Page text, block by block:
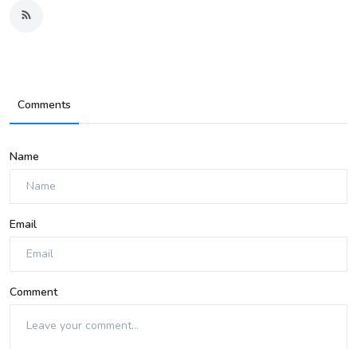
Comments
Name
Email
Comment